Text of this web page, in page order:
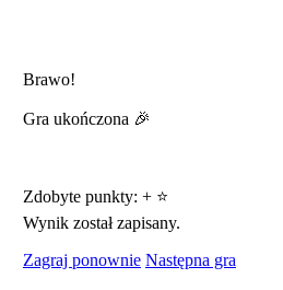
Brawo!
Gra ukończona 🎉
Zdobyte punkty: +⭐
Wynik został zapisany.
Zagraj ponownie Następna gra